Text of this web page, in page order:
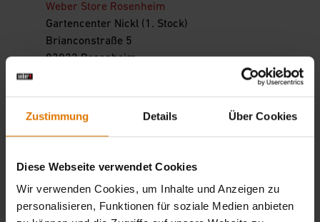
Zustimmung Details Über Cookies
Diese Webseite verwendet Cookies
Wir verwenden Cookies, um Inhalte und Anzeigen zu
personalisieren, Funktionen für soziale Medien anbieten
Weber Store Rosenheim
Gartencenter Nickl (1. Stock)
Brianconstraße 5
83022 Rosenheim
Hessen
Weber Original Store Gründau
BBQ Stores GmbH
Robert - Bosch- Str. 18